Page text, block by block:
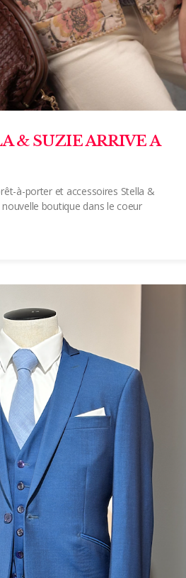
& SUZIE ARRIVE A
à-porter et accessoires Stella &
boutique dans le coeur